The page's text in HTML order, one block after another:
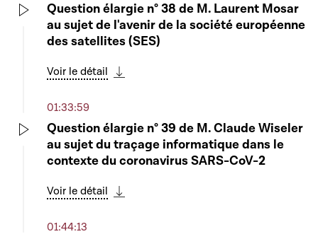
Question élargie n° 38 de M. Laurent Mosar
au sujet de l'avenir de la société européenne
des satellites (SES)
Voir le détail
01:33:59
Question élargie n° 39 de M. Claude Wiseler
au sujet du traçage informatique dans le
contexte du coronavirus SARS-CoV-2
Voir le détail
01:44:13